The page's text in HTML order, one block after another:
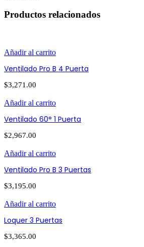
Productos relacionados
Añadir al carrito
Ventilado Pro B 4 Puerta
$3,271.00
Añadir al carrito
Ventilado 60° 1 Puerta
$2,967.00
Añadir al carrito
Ventilado Pro B 3 Puertas
$3,195.00
Añadir al carrito
Loquer 3 Puertas
$3,365.00